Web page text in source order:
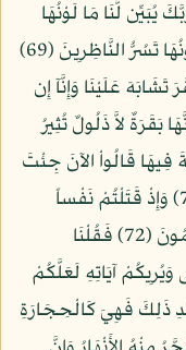
ادْعُ لَنَا رَبَّكَ يُبَيِّن لَّنَا مَا لَوْنُهَا
قَالَ إِنَّهُ يَقُولُ إِنّهَا بَقَرَةٌ صَفْرَاء فَاقِعٌ لَّوْنُهَا تَسُرُّ النَّاظِرِينَ (69)
تَشَابَهَ عَلَيْنَا وَإِنَّآ إِن
يَقُولُ إِنَّهَا بَقَرَةٌ لاَّ ذَلُولٌ تُثِيرُ
قَالُواْ الآنَ جِئْتَ
بِالْحَقِّ فَذَبَحُوهَا وَمَا كَادُواْ يَفْعَلُونَ (71) وَإِذْ قَتَلْتُمْ نَفْساً
فَادَّارَأْتُمْ فِيهَا وَاللّهُ مُخْرِجٌ مَّا كُنتُمْ تَكْتُمُونَ (72) فَقُلْنَا
آيَاتِهِ لَعَلَّكُمْ
بَعْدِ ذَلِكَ فَهِيَ كَالْحِجَارَةِ